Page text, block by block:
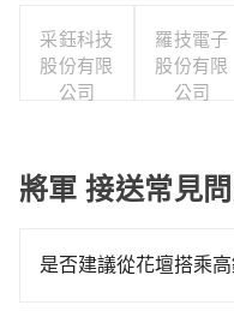
采鈺科技
股份有限
公司
羅技電子
股份有限
公司
將軍 接送常見
是否建議從花壇搭乘